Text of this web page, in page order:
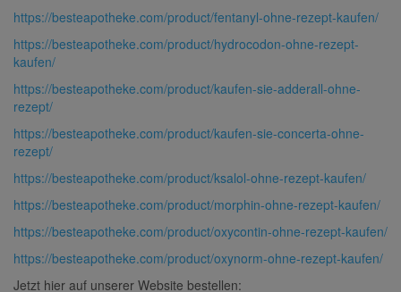
https://besteapotheke.com/product/fentanyl-ohne-rezept-kaufen/
https://besteapotheke.com/product/hydrocodon-ohne-rezept-
kaufen/
https://besteapotheke.com/product/kaufen-sie-adderall-ohne-
rezept/
https://besteapotheke.com/product/kaufen-sie-concerta-ohne-
rezept/
https://besteapotheke.com/product/ksalol-ohne-rezept-kaufen/
https://besteapotheke.com/product/morphin-ohne-rezept-kaufen/
https://besteapotheke.com/product/oxycontin-ohne-rezept-kaufen/
https://besteapotheke.com/product/oxynorm-ohne-rezept-kaufen/
Jetzt hier auf unserer Website bestellen: